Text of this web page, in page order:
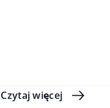
Czytaj więcej